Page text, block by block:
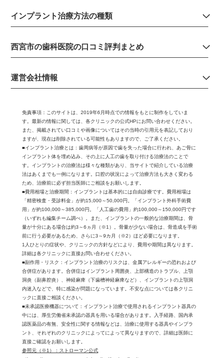
インプラント治療方法の種類
西宮市の歯科医院の口コミ評判まとめ
運営会社情報
免責事項： このサイトは、2019年6月時点での情報をもとに制作をしていま
す。最新の情報に関しては、各クリニックの公式HPにお問い合わせください。
また、掲載されてい口コミや画像についてはその当時の引用元を表記しており
ますが、現在は削除されている可能性もありますので、ご了承ください。
■インプラント治療とは：歯周病等が原因で歯を失った場合に行われ、あご骨に
インプラント体を埋め込み、その上に人工の歯を取り付ける治療法のことで
す。インプラントの治療法は様々な種類があり、当サイトで紹介している治療
法はあくまでも一例になります。口腔の状況によって治療方法も大きく変わる
ため、治療前に必ず担当医師にご相談をお願いします。
■費用相場と治療期間：インプラントは基本的には自由診療です。費用相場は
「精密検査・受診料金」が約15,000～50,000円。「インプラント外科手術費
用」が約100,000～385,000円。「人工歯の費用」約100,000～150,000円です
（いずれも編集チーム調べ）。また、インプラントの一般的な治療期間は、骨
量が十分にある場合は約3～6ヵ月（※1）。骨量が少ない場合は、骨造成を手術
前に行う必要があるため、さらに3～9カ月（※2）ほど必要になります。
1人ひとりの症状や、クリニックの方針などにより、費用や期間は異なります。
詳細は各クリニックに直接お問い合わせください。
■副作用・リスク：インプラント治療のリスクは、金属アレルギーの恐れおよび
合併症があります。合併症はインプラント周囲炎、上部構造のトラブル、上顎
洞炎（副鼻腔炎）、神経麻痺（下歯槽神経麻痺など）、インプラントの上顎洞
内迷入などで、特に感染が問題になっています。不安な点については各クリニ
ックに直接ご相談ください。
■未承認医療機器について：インプラント治療で使用されるインプラント器具の
中には、厚生労働省未承認の器具を用いる場合があります。入手経路、国内承
認医薬品の有無、安全性に関する情報などは、治療に使用する器具やインプラ
ント、それぞれのクリニックによってによって異なりますので、詳細は医師に
直接ご確認をお願いします。
参照元（※1）：ストローマン公式